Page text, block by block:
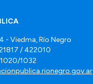
- Viedma, Río Negro
/ 422010
1032